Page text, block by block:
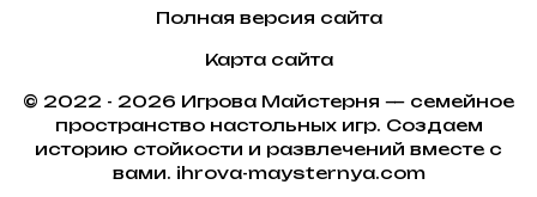
Полная версия сайта
Карта сайта
© 2022 - 2026 Игрова Майстерня — семейное
пространство настольных игр. Создаем
историю стойкости и развлечений вместе с
вами. ihrova-maysternya.com